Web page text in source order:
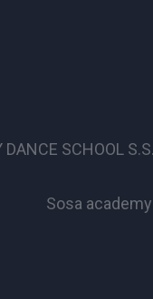
DANCE SCHOOL
Sosa